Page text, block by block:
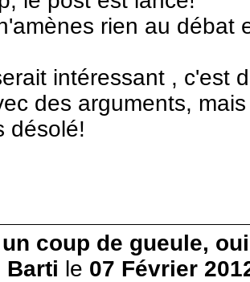
rien au débat
intéressant , c'est
des arguments,
désolé!
coup de gueule, oui
Barti le 07 Février